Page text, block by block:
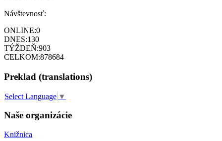
Návštevnosť:
ONLINE:0
DNES:130
TÝŽDEŇ:903
CELKOM:878684
Preklad (translations)
Select Language ▼
Naše organizácie
Knižnica